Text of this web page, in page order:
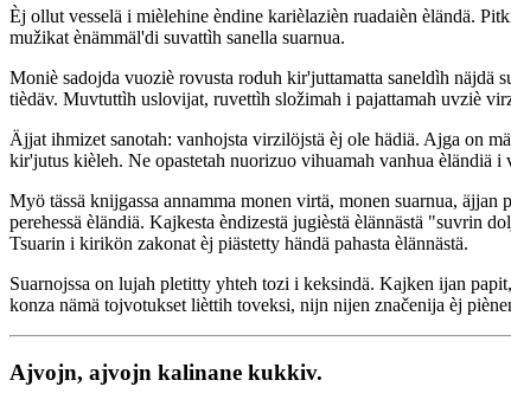
Èj ollut vesselä i mièlehine èndine karièlazièn ruadaièn èländä.
mužikat ènämmäl'di suvattìh sanella suarnua.
Moniè sadojda vuoziè rovusta roduh kir'juttamatta saneldìh
tièdäv. Muvtuttìh uslovijat, ruvettìh složimah i pajattamah uvziè
Äjjat ihmizet sanotah: vanhojsta virzilöjstä èj ole hädiä. Ajga on
kir'jutus kièleh. Ne opastetah nuorizuo vihuamah vanhua èländiä i
Myö tässä knijgassa annamma monen virtä, monen suarnua,
perehessä èländiä. Kajkesta èndizestä jugièstä èlännästä "suvrin
Tsuarin i kirikön zakonat èj piästetty händä pahasta èlännästä.
Suarnojssa on lujah pletitty yhteh tozi i keksindä. Kajken ijan
konza nämä tojvotukset lièttih toveksi, nijn nijen značenija èj
Ajvojn, ajvojn kalinane kukkiv.